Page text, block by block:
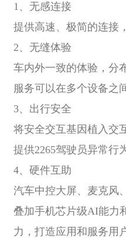
1、无感连接
提供高速、极简的连接
2、无缝体验
车内外一致的体验，分
服务可以在多个设备之
3、出行安全
将安全交互基因植入交
提供2265驾驶员异常行
4、硬件互助
汽车中控大屏、麦克风
叠加手机芯片级AI能力
力，打造应用和服务用